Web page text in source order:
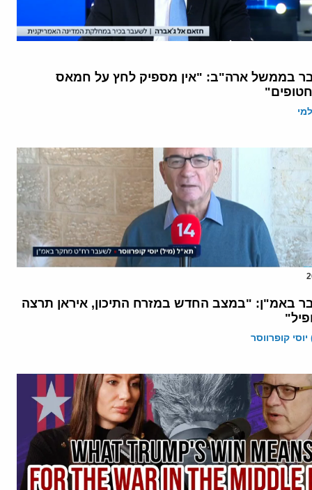
בממשל ארה"ב: "אין מספיק לחץ על חמאס
באמ"ן: "במצב החדש במזרח התיכון, איראן תרצה
קופרווסר